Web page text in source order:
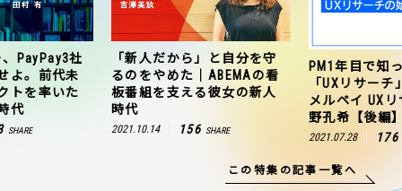
PayPay3社
よ。前代未
トを率いた
代
SHARE
「新人だから」と自分を守
るのをやめた｜ABEMAの看
板番組を支える彼女の新人
時代
2021.10.14 156 SHARE
PM1年目で知
「UXリサー
メルペイ UX
野孔希【後編
2021.07.28 176
この特集の記事一覧へ